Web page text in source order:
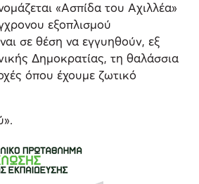
«Ασπίδα του Αχιλλέα»
εξοπλισμού
σε θέση να εγγυηθούν, εξ
Δημοκρατίας, τη θαλάσσια
όπου έχουμε ζωτικό